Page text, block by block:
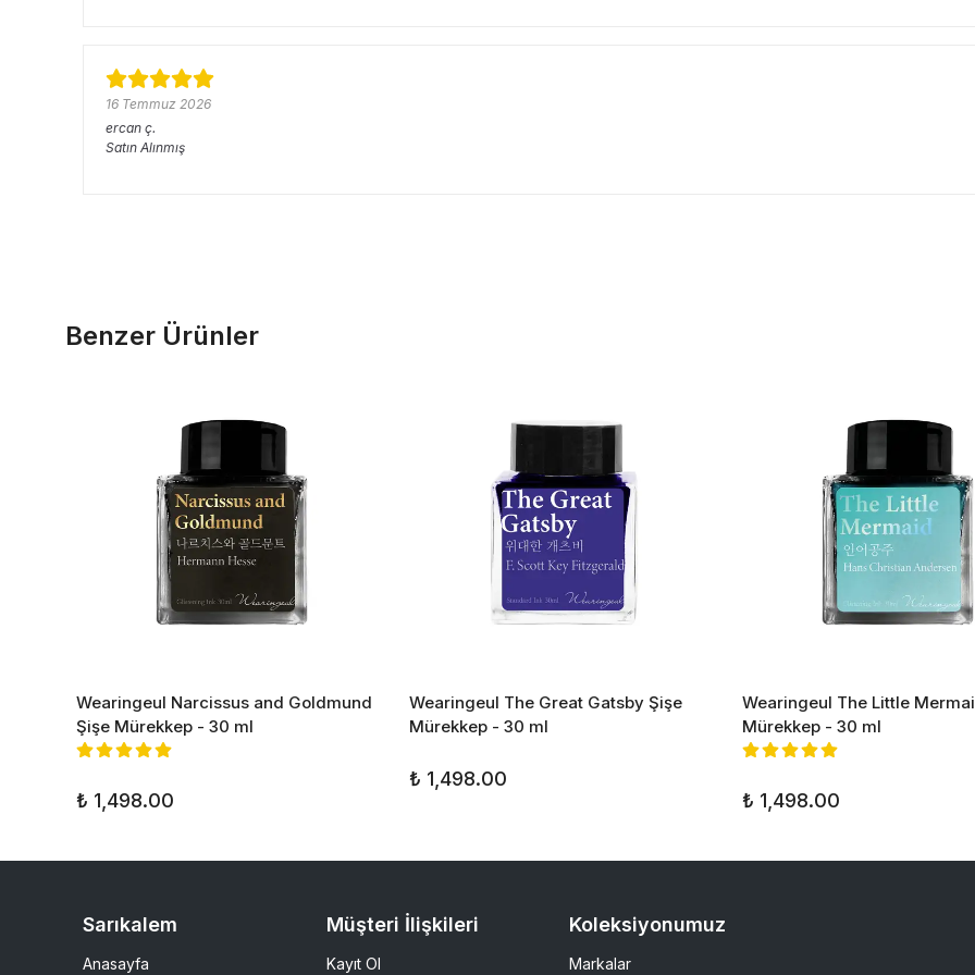
16 Temmuz 2026
ercan ç.
Satın Alınmış
Benzer Ürünler
Wearingeul Narcissus and Goldmund
Şişe Mürekkep - 30 ml
₺ 1,498.00
Wearingeul The Great Gatsby Şişe
Mürekkep - 30 ml
₺ 1,498.00
Wearingeul The Little
Mürekkep - 30 ml
₺ 1,498.00
Sarıkalem
Anasayfa
Müşteri İlişkileri
Kayıt Ol
Koleksiyonumuz
Markalar